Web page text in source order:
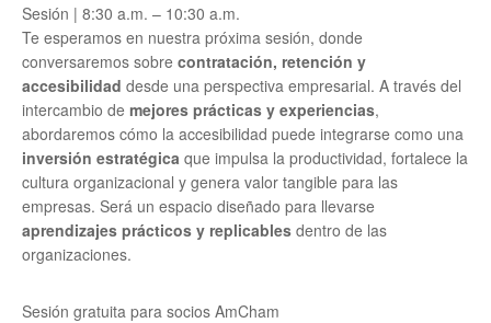
Sesión | 8:30 a.m. – 10:30 a.m.
Te esperamos en nuestra próxima sesión, donde
conversaremos sobre contratación, retención y
accesibilidad desde una perspectiva empresarial. A través del
intercambio de mejores prácticas y experiencias,
abordaremos cómo la accesibilidad puede integrarse como una
inversión estratégica que impulsa la productividad, fortalece la
cultura organizacional y genera valor tangible para las
empresas. Será un espacio diseñado para llevarse
aprendizajes prácticos y replicables dentro de las
organizaciones.
Sesión gratuita para socios AmCham